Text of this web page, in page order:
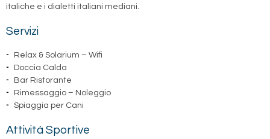
italiche e i dialetti italiani mediani.
Servizi
Relax & Solarium – Wifi
Doccia Calda
Bar Ristorante
Rimessaggio – Noleggio
Spiaggia per Cani
Attività Sportive